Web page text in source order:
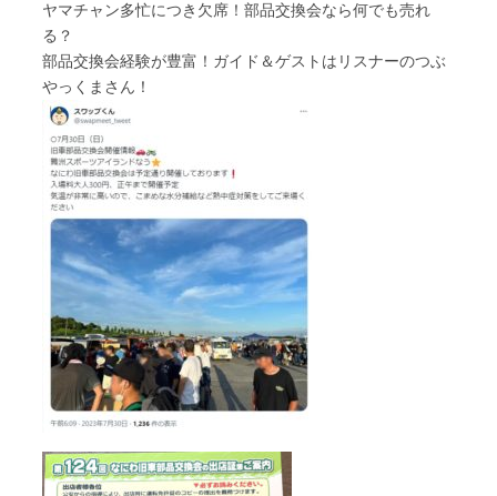
ヤマチャン多忙につき欠席！部品交換会なら何でも売れ
る？
部品交換会経験が豊富！ガイド＆ゲストはリスナーのつぶ
やっくまさん！